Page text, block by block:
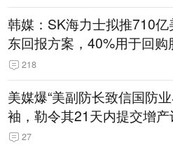
韩媒：SK海力士拟推710亿
东回报方案，40%用于回购
相当于美股发行规模
218
美媒爆“美副防长致信国防
袖，勒令其21天内提交增产
五角大楼回应
27